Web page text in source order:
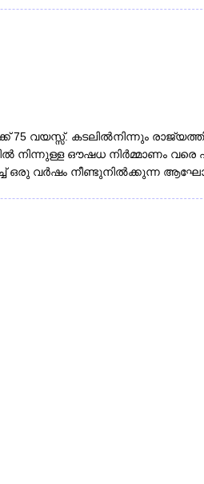
കടലിൽനിന്നും
നിന്നുള്ള ഔഷധ നിർമ്മാണം വരെ
ഒരു വർഷം നീണ്ടുനിൽക്കുന്ന